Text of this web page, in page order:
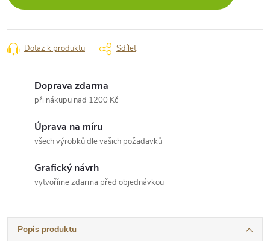
Dotaz k produktu Sdílet
Doprava zdarma
při nákupu nad 1200 Kč
Úprava na míru
všech výrobků dle vašich požadavků
Grafický návrh
vytvoříme zdarma před objednávkou
Popis produktu